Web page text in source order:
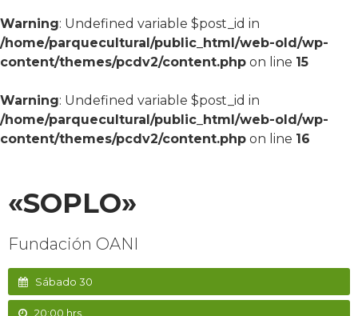
Warning: Undefined variable $post_id in
/home/parquecultural/public_html/web-old/wp-
content/themes/pcdv2/content.php on line 15
Warning: Undefined variable $post_id in
/home/parquecultural/public_html/web-old/wp-
content/themes/pcdv2/content.php on line 16
«SOPLO»
Fundación OANI
Sábado 30
20:00 hrs.